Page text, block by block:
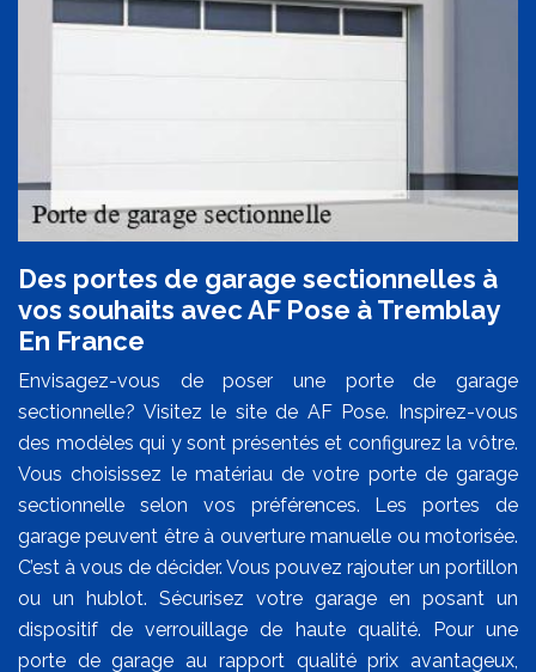
Des portes de garage sectionnelles à
vos souhaits avec AF Pose à Tremblay
En France
Envisagez-vous de poser une porte de garage
sectionnelle? Visitez le site de AF Pose. Inspirez-vous
des modèles qui y sont présentés et configurez la vôtre.
Vous choisissez le matériau de votre porte de garage
sectionnelle selon vos préférences. Les portes de
garage peuvent être à ouverture manuelle ou motorisée.
C’est à vous de décider. Vous pouvez rajouter un portillon
ou un hublot. Sécurisez votre garage en posant un
dispositif de verrouillage de haute qualité. Pour une
porte de garage au rapport qualité prix avantageux,